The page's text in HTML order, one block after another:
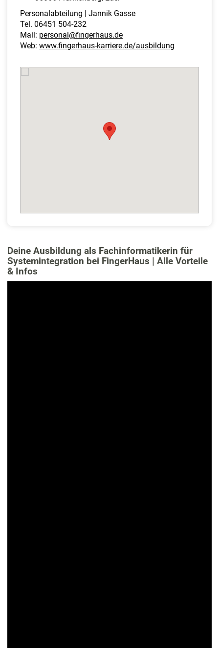
Personalabteilung | Jannik Gasse
Tel. 06451 504-232
Mail: personal@fingerhaus.de
Web: www.fingerhaus-karriere.de/ausbildung
Deine Ausbildung als Fachinformatikerin für
Systemintegration bei FingerHaus | Alle Vorteile
& Infos